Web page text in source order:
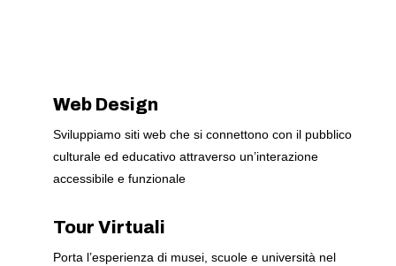
Web Design
Sviluppiamo siti web che si connettono con il pubblico
culturale ed educativo attraverso un’interazione
accessibile e funzionale
Tour Virtuali
Porta l’esperienza di musei, scuole e università nel